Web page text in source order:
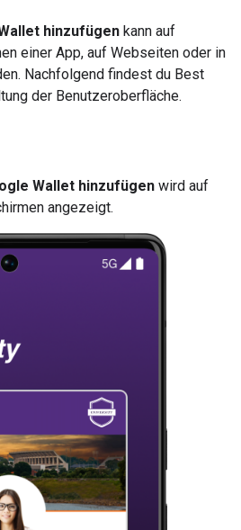
hinzufügen kann auf
einer App, auf Webseiten oder in
Nachfolgend findest du Best
der Benutzeroberfläche.
Wallet hinzufügen wird auf
angezeigt.